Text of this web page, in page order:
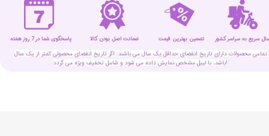
تمامی محصولات دارای تاریخ انقضای حداقل یک سال می باشند. اگر تاریخ انقضای محصولی کمتر از یک سال
باشد، با لیبل مشخص نمایش داده می شود و شامل تخفیف ویژه می گردد!
ضمانت اصل بودن کالا تضمین بهترین قیمت پاسخگوی شما در 7 روز هفته سریع به سراسر کشور